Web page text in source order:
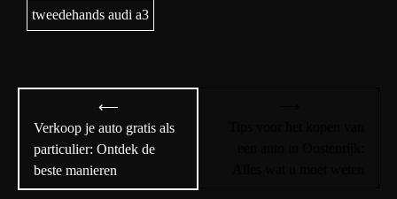
tweedehands audi a3
navigatie
⟵
Verkoop je auto gratis als
particulier: Ontdek de
beste manieren